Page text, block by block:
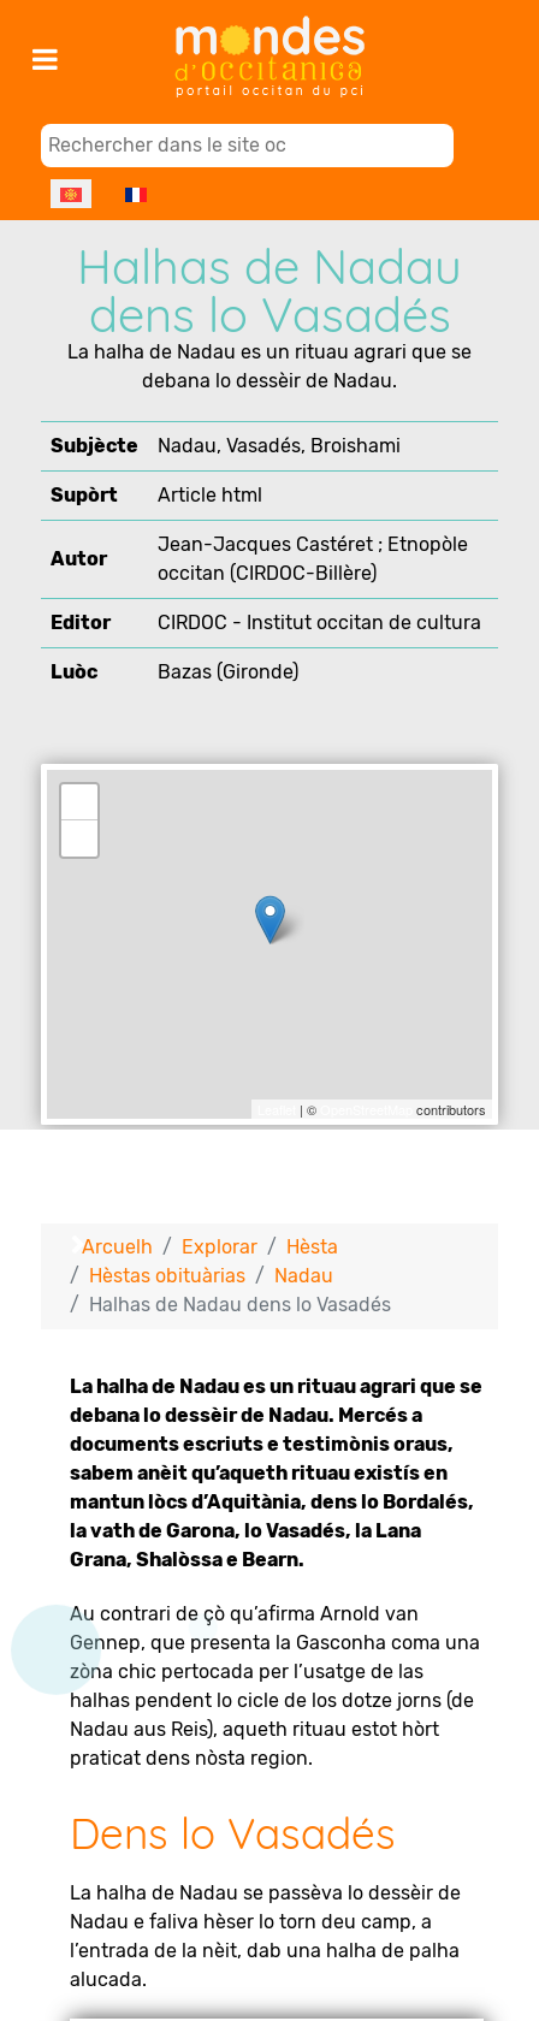
Select your language
Halhas de Nadau
dens lo Vasadés
La halha de Nadau es un rituau agrari que se
debana lo dessèir de Nadau.
Subjècte Nadau, Vasadés, Broishami
Supòrt Article html
Autor
Jean-Jacques Castéret ; Etnopòle
occitan (CIRDOC-Billère)
Editor CIRDOC - Institut occitan de cultura
Luòc Bazas (Gironde)
| © contributors
Arcuelh Explorar
Hèsta
Hèstas obituàrias
Nadau
Halhas de Nadau dens lo Vasadés
La halha de Nadau es un rituau agrari que se
debana lo dessèir de Nadau. Mercés a
documents escriuts e testimònis oraus,
sabem anèit qu’aqueth rituau existís en
mantun lòcs d’Aquitània, dens lo Bordalés,
la vath de Garona, lo Vasadés, la Lana
Grana, Shalòssa e Bearn.
Au contrari de çò qu’afirma Arnold van
Gennep, que presenta la Gasconha coma una
zòna chic pertocada per l’usatge de las
halhas pendent lo cicle de los dotze jorns (de
Nadau aus Reis), aqueth rituau estot hòrt
praticat dens nòsta region.
Dens lo Vasadés
La halha de Nadau se passèva lo dessèir de
Nadau e faliva hèser lo torn deu camp, a
l’entrada de la nèit, dab una halha de palha
alucada.